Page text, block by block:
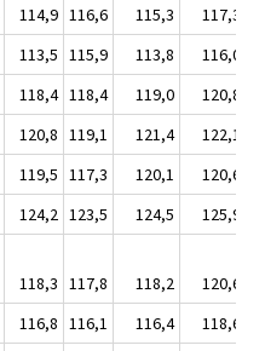
114,9 116,6 115,3
117,3
113,5 115,9 113,8
116,0
118,4 118,4 119,0
120,8
120,8 119,1 121,4
122,1
119,5 117,3 120,1
120,6
124,2 123,5 124,5
125,9
118,3 117,8 118,2
120,6
116,8 116,1 116,4
118,6